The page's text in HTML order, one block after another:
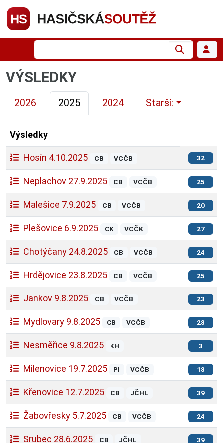
VÝSLEDKY
2026 2025 2024 Starší:
Výsledky
Hosín 4.10.2025 CB VCČB 32
Neplachov 27.9.2025 CB VCČB 25
Malešice 7.9.2025 CB VCČB 20
Plešovice 6.9.2025 CK VCČK 27
Chotýčany 24.8.2025 CB VCČB 24
Hrdějovice 23.8.2025 CB VCČB 25
Jankov 9.8.2025 CB VCČB 23
Mydlovary 9.8.2025 CB VCČB 28
Nesměřice 9.8.2025 KH 3
Milenovice 19.7.2025 PI VCČB 18
Křenovice 12.7.2025 CB JČHL 39
Žabovřesky 5.7.2025 CB VCČB 24
Srubec 28.6.2025 CB JČHL 39